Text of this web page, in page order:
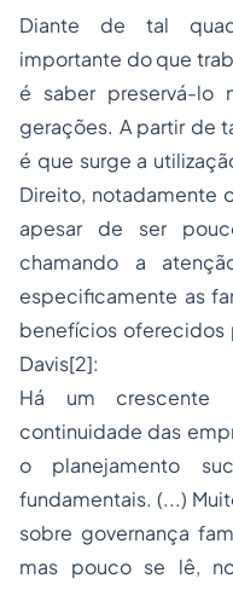
Diante de tal
importante do que
é saber preservá-
gerações. A partir de
é que surge a
Direito, notadamente
apesar de ser
chamando a
especificamente as
benefícios
Davis[2]:
Há um crescente
continuidade das
o planejamento
fundamentais. (...)
sobre governança
mas pouco se lê,